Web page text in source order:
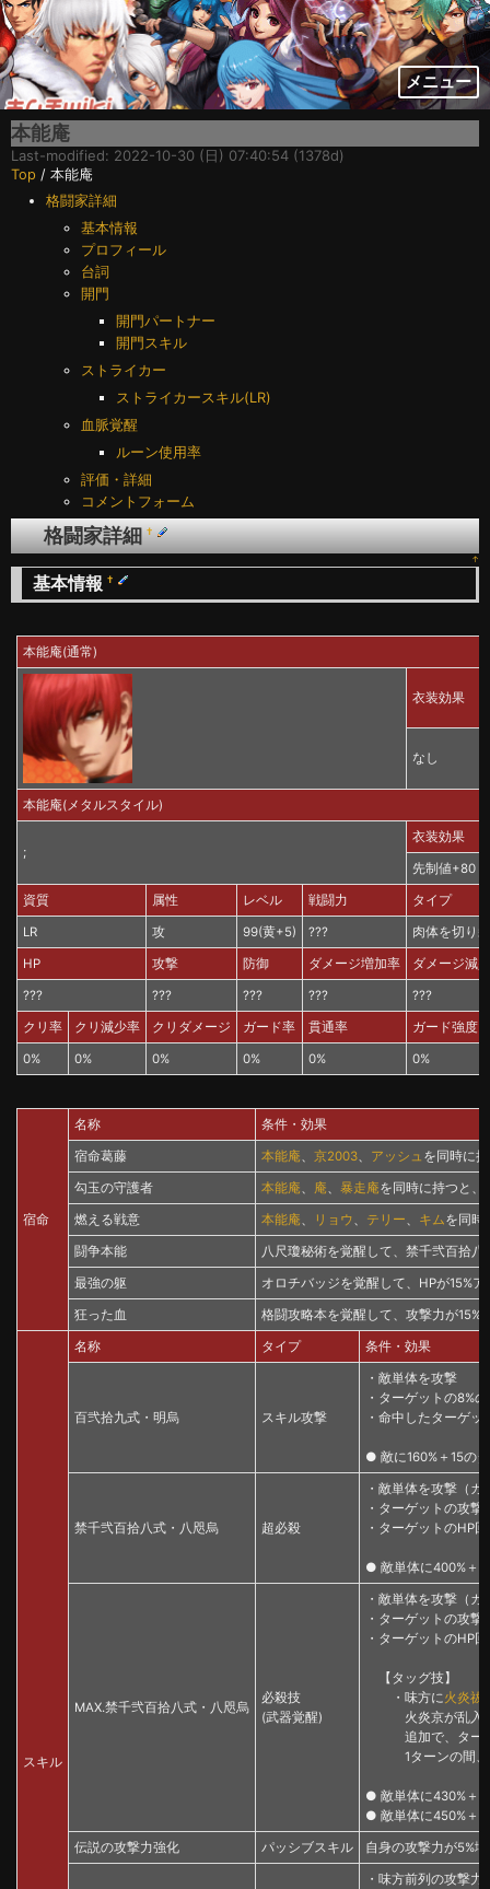
メニュー
本能庵
Last-modified: 2022-10-30 (日) 07:40:54 (1378d)
Top / 本能庵
格闘家詳細
基本情報
プロフィール
台詞
開門
開門パートナー
開門スキル
ストライカー
ストライカースキル(LR)
血脈覚醒
ルーン使用率
評価・詳細
コメントフォーム
格闘家詳細†
↑
基本情報 †
本能庵(通常)
衣装効果
なし
本能庵(メタルスタイル)
;
衣装効果
先制値+80
資質 属性 レベル 戦闘力 タイプ
LR 攻 99(黄+5) ??? 肉体を切り
HP 攻撃 防御 ダメージ増加率 ダメージ減
??? ??? ??? ??? ???
クリ率 クリ減少率 クリダメージ ガード率 貫通率 ガード強度
0% 0% 0% 0% 0% 0%
宿命
名称 条件・効果
宿命葛藤 本能庵、 京2003、 アッシュ を同時に
勾玉の守護者 本能庵、 庵、 暴走庵を同時に持つと、
燃える戦意 本能庵、 リョウ、 テリー、 キムを同時
闘争本能 八尺瓊秘術を覚醒して、禁千弐百拾
最強の躯 オロチバッジを覚醒して、HPが15%ア
狂った血 格闘攻略本を覚醒して、攻撃力が15%
スキル
名称 タイプ 条件・効果
百弐拾九式・明烏 スキル攻撃
・敵単体を攻撃
・ターゲットの8%
・命中したターゲ
● 敵に160%＋15の
禁千弐百拾八式・八咫烏 超必殺
・敵単体を攻撃（
・ターゲットの攻
・ターゲットのHP
● 敵単体に400%＋
MAX.禁千弐百拾八式・八咫烏
必殺技
(武器覚醒)
・敵単体を攻撃（
・ターゲットの攻
・ターゲットのHP
【タッグ技】
・味方に火炎祓
火炎京が乱入し
追加で、ターゲ
1ターンの間、怒
● 敵単体に430%＋
● 敵単体に450%＋
伝説の攻撃力強化 パッシブスキル 自身の攻撃力が5%
・味方前列の攻撃力